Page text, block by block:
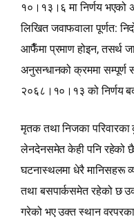
१०।१३।६ मा निर्णय भएको
लिखित जवाफवाला पूर्णत:
आफैँमा प्रमाण होइन, तसर्थ
अनुसन्धानको क्रममा सम्पूर्ण
२०६८।१०।१३ को निर्णय
मृतक तथा निजका परिवारका
लेनदेनसमेत केही पनि रहेको
घटनास्थलमा धेरै मानिसहरू
तथा बसपार्कसमेत रहेको छ
गरेको भए उक्त स्थान